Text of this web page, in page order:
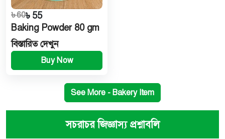
৳ 60৳ 55
Baking Powder 80 gm
বিস্তারিত দেখুন
Buy Now
See More - Bakery Item
সচরাচর জিজ্ঞাস্য প্রশ্নাবলি